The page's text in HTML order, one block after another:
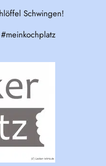
Schwingen!